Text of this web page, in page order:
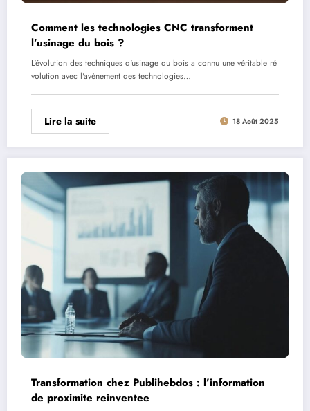
Comment les technologies CNC transforment
l’usinage du bois ?
L'évolution des techniques d'usinage du bois a connu une véritable ré
volution avec l'avènement des technologies…
Lire la suite 18 Août 2025
Transformation chez Publihebdos : l’information
de proximite reinventee